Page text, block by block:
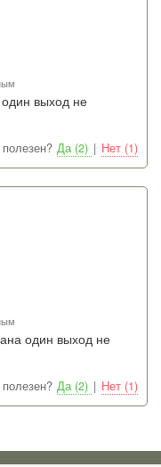
выход не
Да (2) | Нет (1)
один выход не
Да (2) | Нет (1)